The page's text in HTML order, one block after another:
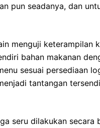
pun seadanya, dan
menguji keterampilan
bahan makanan
sesuai persediaan
tantangan
seru dilakukan secara